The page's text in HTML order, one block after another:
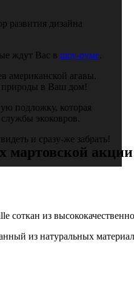
развития дизайна
ждут Вас в шоу-руме.
американской агавы.
природы в Ваш дом!
подложку, которая
экоковров.
и сразу-же забрать!
мартовской
соткан из
из натуральных